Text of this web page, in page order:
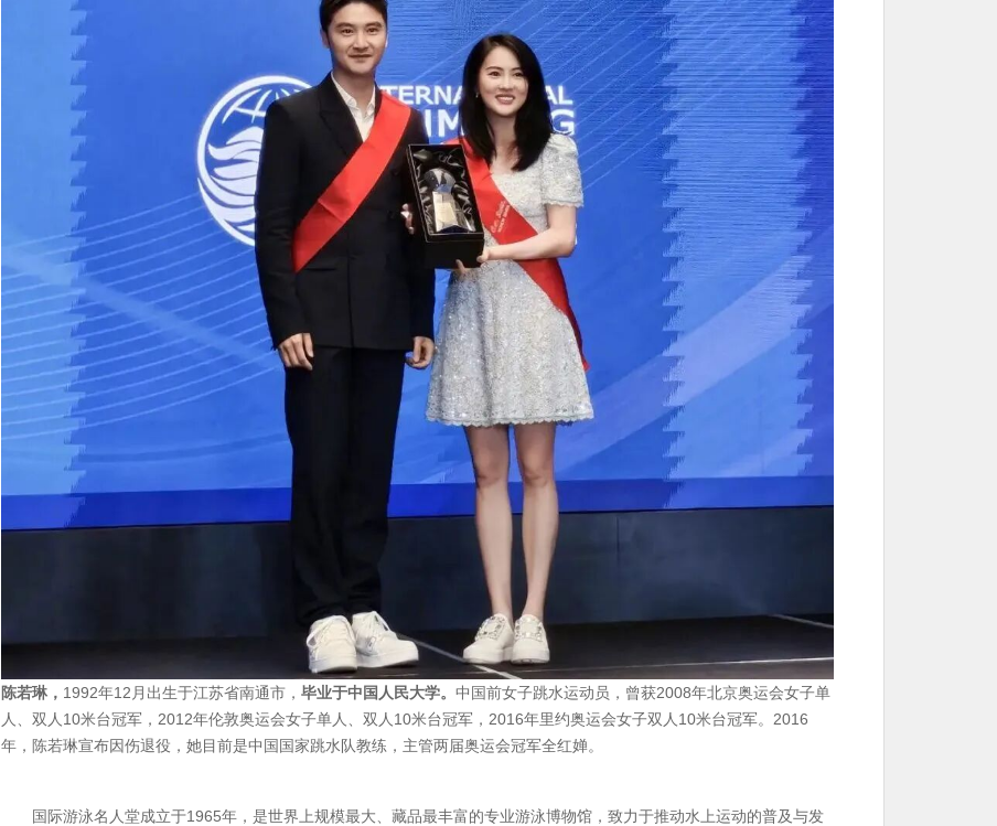
陈若琳， 1992年12月出生于江苏省南通市， 毕业于中国人民大学。 中国前女子跳水运动员，曾获2008年北京奥运会女子单
人、双人10米台冠军，2012年伦敦奥运会女子单人、双人10米台冠军，2016年里约奥运会女子双人10米台冠军。2016
年，陈若琳宣布因伤退役，她目前是中国国家跳水队教练，主管两届奥运会冠军全红婵。
国际游泳名人堂成立于1965年，是世界上规模最大、藏品最丰富的专业游泳博物馆，致力于推动水上运动的普及与发